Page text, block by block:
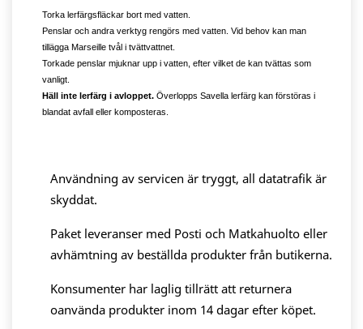
Torka lerfärgsfläckar bort med vatten.
Penslar och andra verktyg rengörs med vatten. Vid behov kan man
tillägga Marseille tvål i tvättvattnet.
Torkade penslar mjuknar upp i vatten, efter vilket de kan tvättas som
vanligt.
Häll inte lerfärg i avloppet. Överlopps Savella lerfärg kan förstöras i
blandat avfall eller komposteras.
Användning av servicen är tryggt, all datatrafik är
skyddat.
Paket leveranser med Posti och Matkahuolto eller
avhämtning av beställda produkter från butikerna.
Konsumenter har laglig tillrätt att returnera
oanvända produkter inom 14 dagar efter köpet.